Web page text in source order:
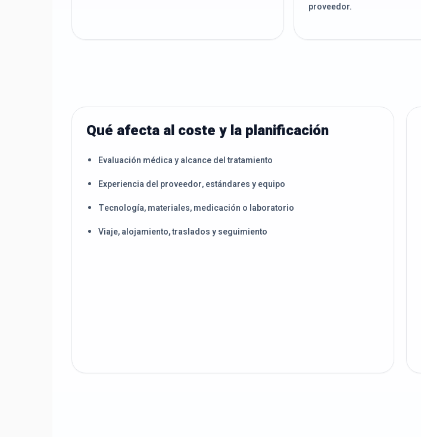
proveedor.
Qué afecta al coste y la planificación
Evaluación médica y alcance del tratamiento
Experiencia del proveedor, estándares y equipo
Tecnología, materiales, medicación o laboratorio
Viaje, alojamiento, traslados y seguimiento